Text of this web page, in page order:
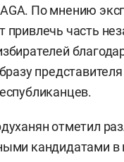
По мнению
привлечь часть
отметил
кандидатами в